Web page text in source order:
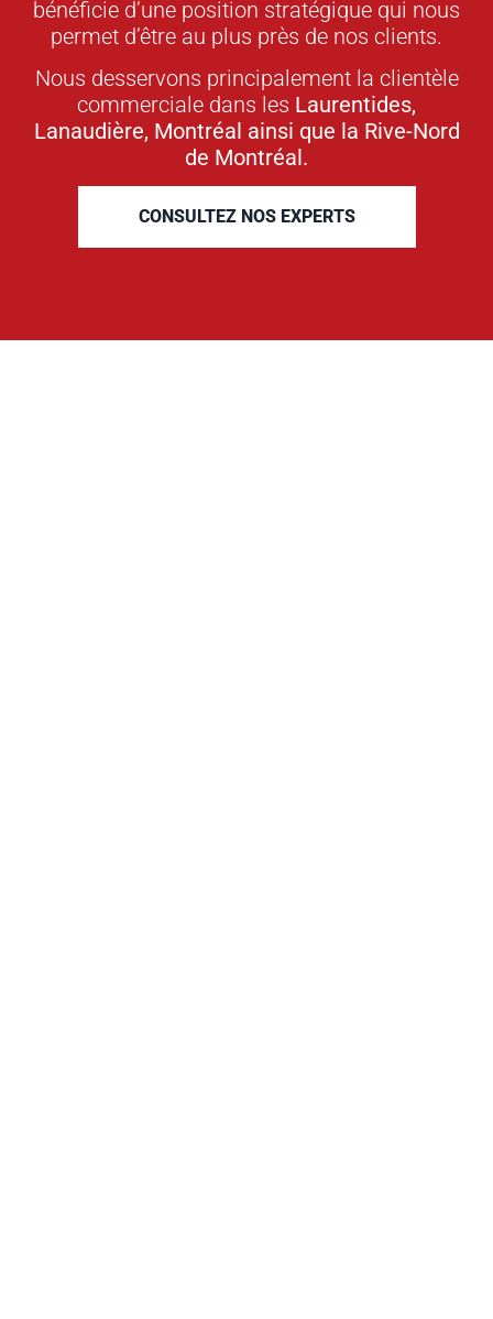
bénéficie d’une position stratégique qui nous
permet d’être au plus près de nos clients.
Nous desservons principalement la clientèle
commerciale dans les Laurentides,
Lanaudière, Montréal ainsi que la Rive-Nord
de Montréal.
CONSULTEZ NOS EXPERTS